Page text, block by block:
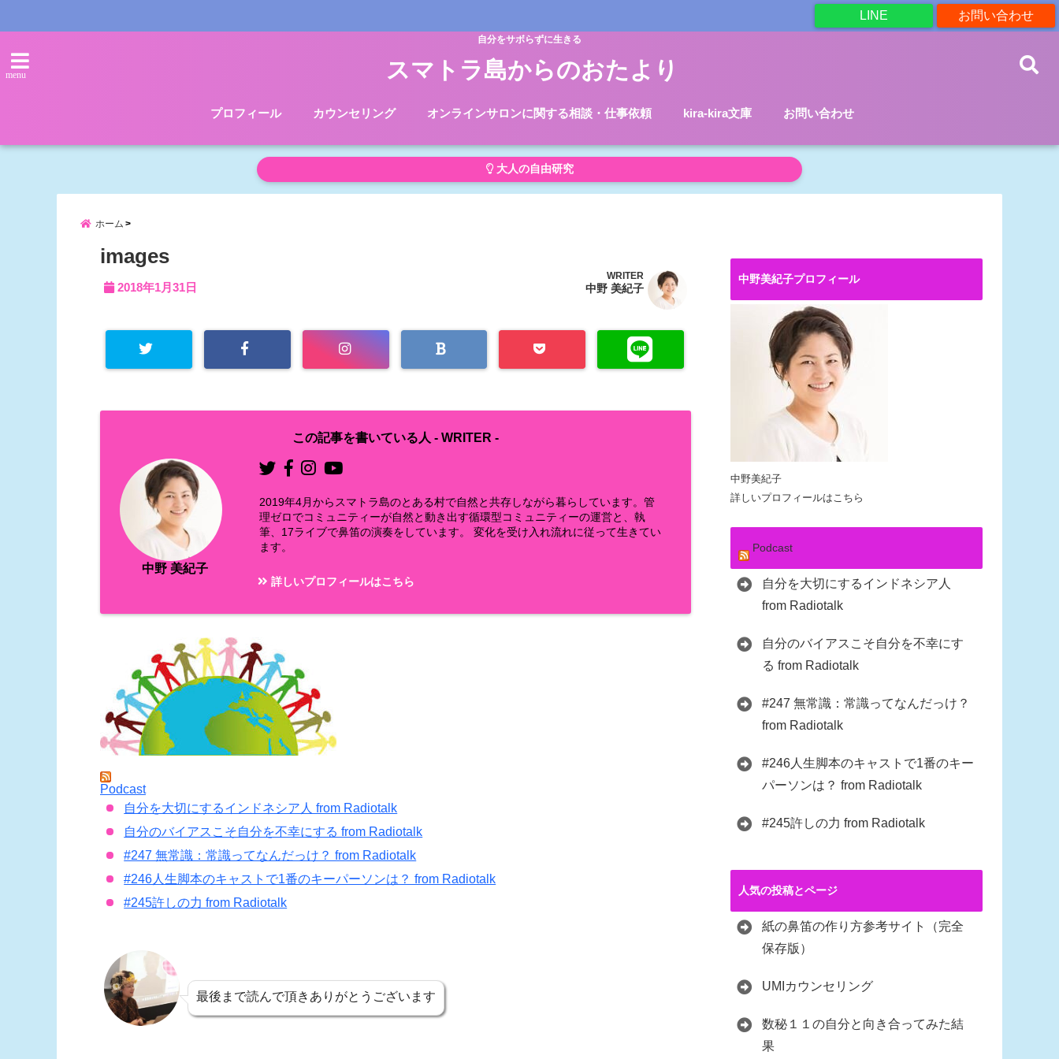
お問い合わせ
LINE
自分をサボらずに生きる
menu スマトラ島からのおたより
プロフィール カウンセリング オンラインサロンに関する相談・仕事依頼 kira-kira文庫 お問い合わせ
大人の自由研究
ホーム
images
2018年1月31日
WRITER
中野 美紀子
この記事を書いている人 - WRITER -
中野 美紀子
2019年4月からスマトラ島のとある村で自然と共存しながら暮らしています。管
理ゼロでコミュニティーが自然と動き出す循環型コミュニティーの運営と、執
筆、17ライブで鼻笛の演奏をしています。 変化を受け入れ流れに従って生きてい
ます。
詳しいプロフィールはこちら
Podcast
自分を大切にするインドネシア人 from Radiotalk
自分のバイアスこそ自分を不幸にする from Radiotalk
#247 無常識：常識ってなんだっけ？ from Radiotalk
#246人生脚本のキャストで1番のキーパーソンは？ from Radiotalk
#245許しの力 from Radiotalk
最後まで読んで頂きありがとうございます
中野美紀子プロフィール
中野美紀子
詳しいプロフィールはこちら
Podcast
自分を大切にするインドネシア人
from Radiotalk
自分のバイアスこそ自分を不幸にす
る from Radiotalk
#247 無常識：常識ってなんだっけ？
from Radiotalk
#246人生脚本のキャストで1番のキー
パーソンは？ from Radiotalk
#245許しの力 from Radiotalk
人気の投稿とページ
紙の鼻笛の作り方参考サイト（完全
保存版）
UMIカウンセリング
数秘１１の自分と向き合ってみた結
果